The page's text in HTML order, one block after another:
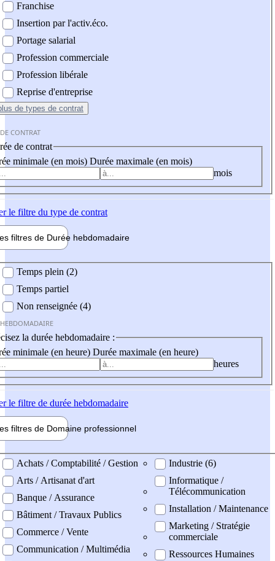
Franchise
Insertion par l'activ.éco.
Portage salarial
Profession commerciale
Profession libérale
Reprise d'entreprise
de types de contrat
CONTRAT
de contrat
minimale (en mois) Durée maximale (en mois)
mois
le filtre du type de contrat
filtres de Durée hebdomadaire
Temps plein (2)
Temps partiel
Non renseignée (4)
la durée hebdomadaire :
minimale (en heure) Durée maximale (en heure)
heures
le filtre de durée hebdomadaire
filtres de Domaine professionnel
professionel
Achats / Comptabilité / Gestion
Arts / Artisanat d'art
Banque / Assurance
Bâtiment / Travaux Publics
Commerce / Vente
Communication / Multimédia
Industrie (6)
Informatique /
Télécommunication
Installation / Maintenance
Marketing / Stratégie
commerciale
Ressources Humaines